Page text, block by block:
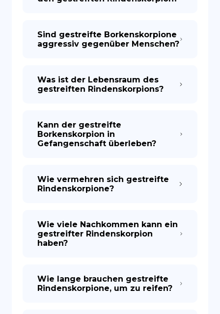
Sind gestreifte Borkenskorpione
aggressiv gegenüber Menschen?
Was ist der Lebensraum des
gestreiften Rindenskorpions?
Kann der gestreifte
Borkenskorpion in
Gefangenschaft überleben?
Wie vermehren sich gestreifte
Rindenskorpione?
Wie viele Nachkommen kann ein
gestreifter Rindenskorpion
haben?
Wie lange brauchen gestreifte
Rindenskorpione, um zu reifen?